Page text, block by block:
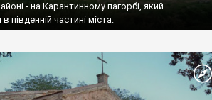
- на Карантинному пагорбі, який
південній частині міста.